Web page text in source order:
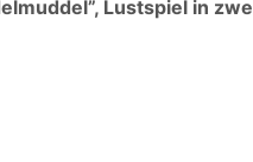
Lustspiel in